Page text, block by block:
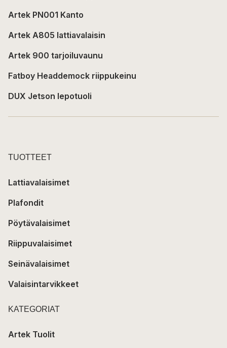
Artek PN001 Kanto
Artek A805 lattiavalaisin
Artek 900 tarjoiluvaunu
Fatboy Headdemock riippukeinu
DUX Jetson lepotuoli
TUOTTEET
Lattiavalaisimet
Plafondit
Pöytävalaisimet
Riippuvalaisimet
Seinävalaisimet
Valaisintarvikkeet
KATEGORIAT
Artek Tuolit